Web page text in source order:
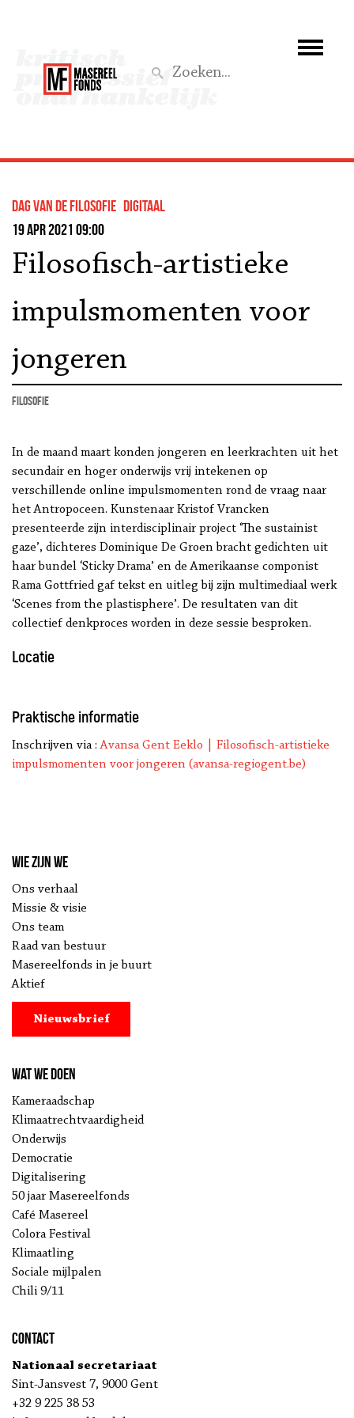
Wat we doen
Aktief
dag van de filosofie Digitaal
19 apr 2021 09:00
Filosofisch-artistieke
impulsmomenten voor
jongeren
filosofie
In de maand maart konden jongeren en leerkrachten uit het
secundair en hoger onderwijs vrij intekenen op
verschillende online impulsmomenten rond de vraag naar
het Antropoceen. Kunstenaar Kristof Vrancken
presenteerde zijn interdisciplinair project ‘The sustainist
gaze’, dichteres Dominique De Groen bracht gedichten uit
haar bundel ‘Sticky Drama’ en de Amerikaanse componist
Rama Gottfried gaf tekst en uitleg bij zijn multimediaal werk
‘Scenes from the plastisphere’. De resultaten van dit
collectief denkproces worden in deze sessie besproken.
Locatie
Praktische informatie
Inschrijven via :Avansa Gent Eeklo | Filosofisch-artistieke
impulsmomenten voor jongeren (avansa-regiogent.be)
Wie zijn we
Ons verhaal
Missie & visie
Ons team
Raad van bestuur
Masereelfonds in je buurt
Aktief
Nieuwsbrief
Wat we doen
Kameraadschap
Klimaatrechtvaardigheid
Onderwijs
Democratie
Digitalisering
50 jaar Masereelfonds
Café Masereel
Colora Festival
Klimaatling
Sociale mijlpalen
Chili 9/11
Contact
Nationaal secretariaat
Sint-Jansvest 7, 9000 Gent
+32 9 225 38 53